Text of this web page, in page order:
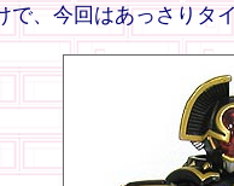
、今回はあっさりタ